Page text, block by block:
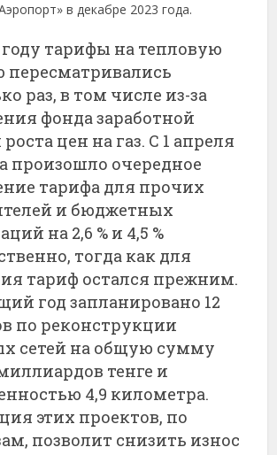
в декабре 2023 года.
году тарифы на тепловую
пересматривались
раз, в том числе из-за
фонда заработной
цен на газ. С 1 апреля
произошло очередное
тарифа для прочих
и бюджетных
на 2,6 % и 4,5 %
тогда как для
тариф остался прежним.
год запланировано 12
по реконструкции
сетей на общую сумму
тенге и
4,9 километра.
этих проектов, по
позволит снизить износ